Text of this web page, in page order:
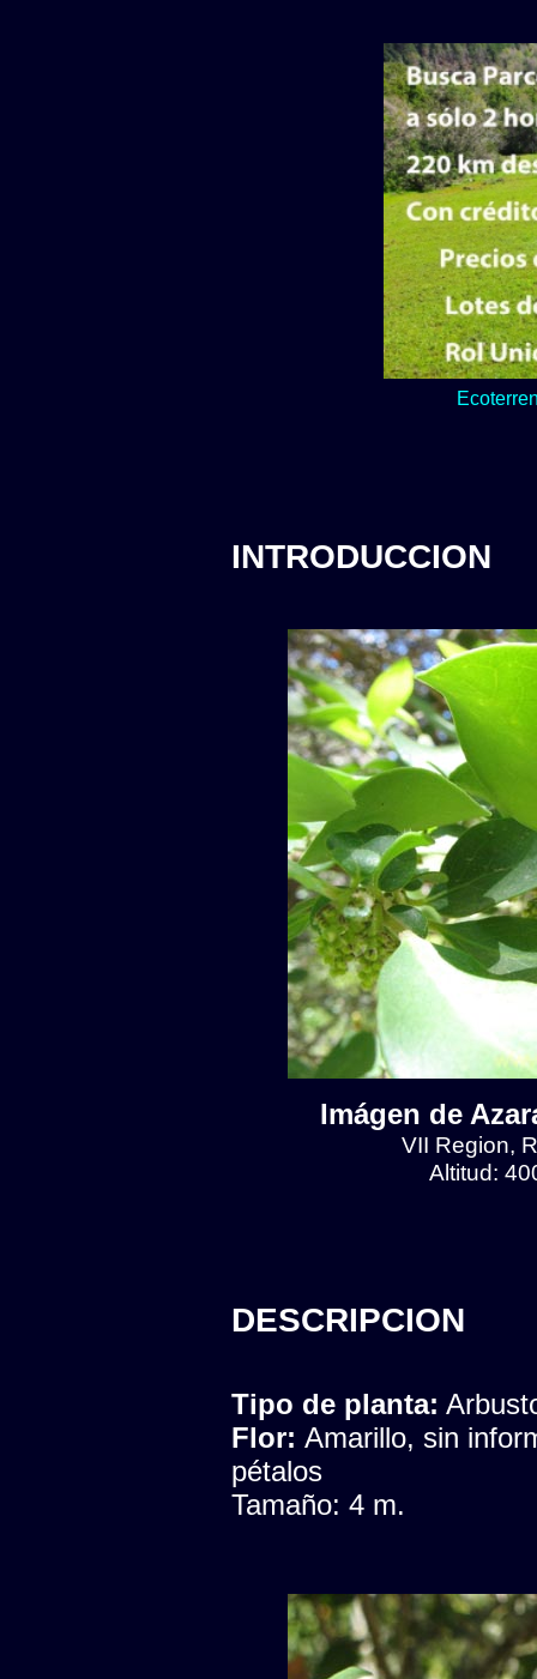
Lo verde y
INTRODUCCION
Imágen de
VII Region,
Altitud:
DESCRIPCION
Tipo de planta:
Flor: Amarillo, sin
pétalos
Tamaño: 4 m.